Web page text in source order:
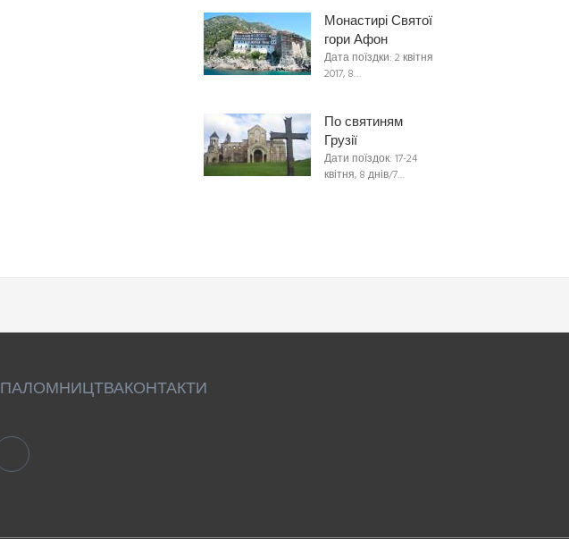
Монастирі Святої
гори Афон
Дата поїздки: 2 квітня
2017, 8…
По святиням
Грузії
Дати поїздок: 17-24
квітня, 8 днів/7…
ПАЛОМНИЦТВАКОНТАКТИ